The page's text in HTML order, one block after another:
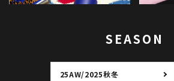
SEASON
25AW/2025秋冬